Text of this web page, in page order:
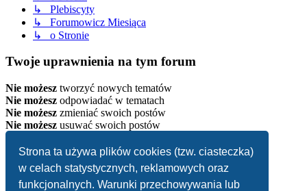
Strona ta używa plików cookies (tzw. ciasteczka)
w celach statystycznych, reklamowych oraz
funkcjonalnych. Warunki przechowywania lub
↳ Plebiscyty
↳ Forumowicz Miesiąca
↳ o Stronie
Twoje uprawnienia na tym forum
Nie możesz tworzyć nowych tematów
Nie możesz odpowiadać w tematach
Nie możesz zmieniać swoich postów
Nie możesz usuwać swoich postów
Strona główna
Strefa czasowaUTC+02:00
Usuń ciasteczka witryny